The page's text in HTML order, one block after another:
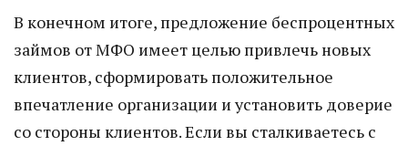
В конечном итоге, предложение беспроцентных
займов от МФО имеет целью привлечь новых
клиентов, сформировать положительное
впечатление организации и установить доверие
со стороны клиентов. Если вы сталкиваетесь с